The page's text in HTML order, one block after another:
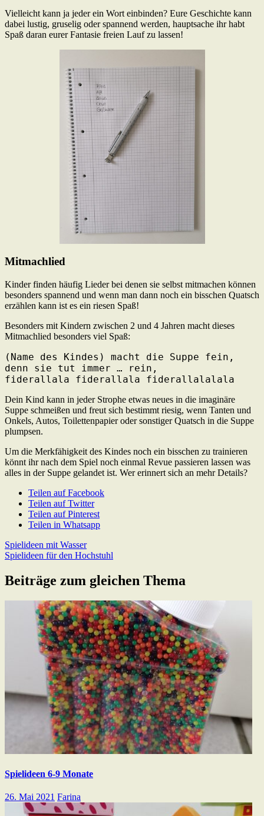
Vielleicht kann ja jeder ein Wort einbinden? Eure Geschichte kann
dabei lustig, gruselig oder spannend werden, hauptsache ihr habt
Spaß daran eurer Fantasie freien Lauf zu lassen!
Mitmachlied
Kinder finden häufig Lieder bei denen sie selbst mitmachen können
besonders spannend und wenn man dann noch ein bisschen Quatsch
erzählen kann ist es ein riesen Spaß!
Besonders mit Kindern zwischen 2 und 4 Jahren macht dieses
Mitmachlied besonders viel Spaß:
(Name des Kindes) macht die Suppe fein,
denn sie tut immer … rein,
fiderallala fiderallala fiderallalalala
Dein Kind kann in jeder Strophe etwas neues in die imaginäre
Suppe schmeißen und freut sich bestimmt riesig, wenn Tanten und
Onkels, Autos, Toilettenpapier oder sonstiger Quatsch in die Suppe
plumpsen.
Um die Merkfähigkeit des Kindes noch ein bisschen zu trainieren
könnt ihr nach dem Spiel noch einmal Revue passieren lassen was
alles in der Suppe gelandet ist. Wer erinnert sich an mehr Details?
Teilen auf Facebook
Teilen auf Twitter
Teilen auf Pinterest
Teilen in Whatsapp
Beitragsnavigation
Previous
Post:
Spielideen mit Wasser
Next
Spielideen für den Hochstuhl
Beiträge zum gleichen Thema
Spielideen 6-9 Monate
26. Mai 2021 Farina